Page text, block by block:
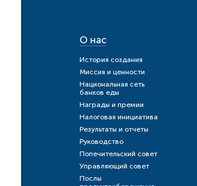
О нас
История создания
Миссия и ценности
Национальная сеть
банков еды
Награды и премии
Налоговая инициатива
Результаты и отчеты
Руководство
Попечительский совет
Управляющий совет
Послы